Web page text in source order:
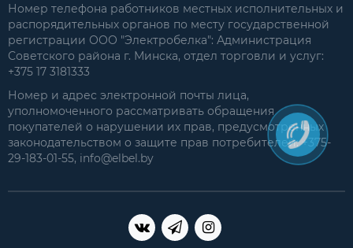
Номер телефона работников местных исполнительных и
распорядительных органов по месту государственной
регистрации ООО "Электробелка": Администрация
Советского района г. Минска, отдел торговли и услуг:
+375 17 3181333
Номер и адрес электронной почты лица,
уполномоченного рассматривать обращения
покупателей о нарушении их прав, предусмотренных
законодательством о защите прав потребителей: +375-
29-183-01-55, info@elbel.by